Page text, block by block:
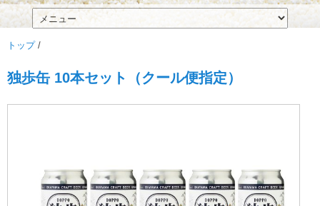
トップ/
独歩缶 10本セット（クール便指定）